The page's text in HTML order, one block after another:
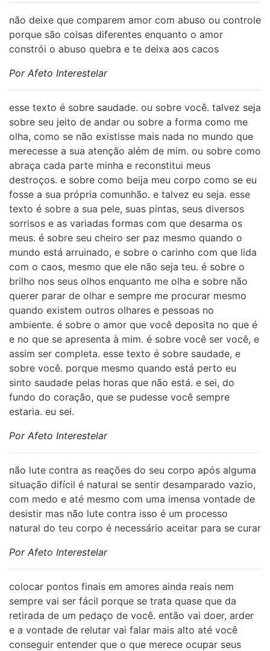
não deixe que comparem amor com abuso ou controle
porque são coisas diferentes enquanto o amor
constrói o abuso quebra e te deixa aos cacos
Por Afeto Interestelar
esse texto é sobre saudade. ou sobre você. talvez seja
sobre seu jeito de andar ou sobre a forma como me
olha, como se não existisse mais nada no mundo que
merecesse a sua atenção além de mim. ou sobre como
abraça cada parte minha e reconstitui meus
destroços. e sobre como beija meu corpo como se eu
fosse a sua própria comunhão. e talvez eu seja. esse
texto é sobre a sua pele, suas pintas, seus diversos
sorrisos e as variadas formas com que desarma os
meus. é sobre seu cheiro ser paz mesmo quando o
mundo está arruinado, e sobre o carinho com que lida
com o caos, mesmo que ele não seja teu. é sobre o
brilho nos seus olhos enquanto me olha e sobre não
querer parar de olhar e sempre me procurar mesmo
quando existem outros olhares e pessoas no
ambiente. é sobre o amor que você deposita no que é
e no que se apresenta à mim. é sobre você ser você, e
assim ser completa. esse texto é sobre saudade, e
sobre você. porque mesmo quando está perto eu
sinto saudade pelas horas que não está. e sei, do
fundo do coração, que se pudesse você sempre
estaria. eu sei.
Por Afeto Interestelar
não lute contra as reações do seu corpo após alguma
situação difícil é natural se sentir desamparado vazio,
com medo e até mesmo com uma imensa vontade de
desistir mas não lute contra isso é um processo
natural do teu corpo é necessário aceitar para se curar
Por Afeto Interestelar
colocar pontos finais em amores ainda reais nem
sempre vai ser fácil porque se trata quase que da
retirada de um pedaço de você. então vai doer, arder
e a vontade de relutar vai falar mais alto até você
conseguir entender que o que merece ocupar seus